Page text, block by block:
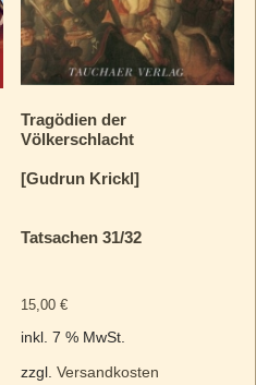
Tragödien der
Völkerschlacht
[Gudrun Krickl]
Tatsachen 31/32
15,00€
inkl. 7 % MwSt.
zzgl.Versandkosten